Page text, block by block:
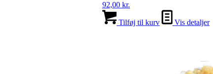
92,00 kr.
Tilføj til kurv Vis detaljer